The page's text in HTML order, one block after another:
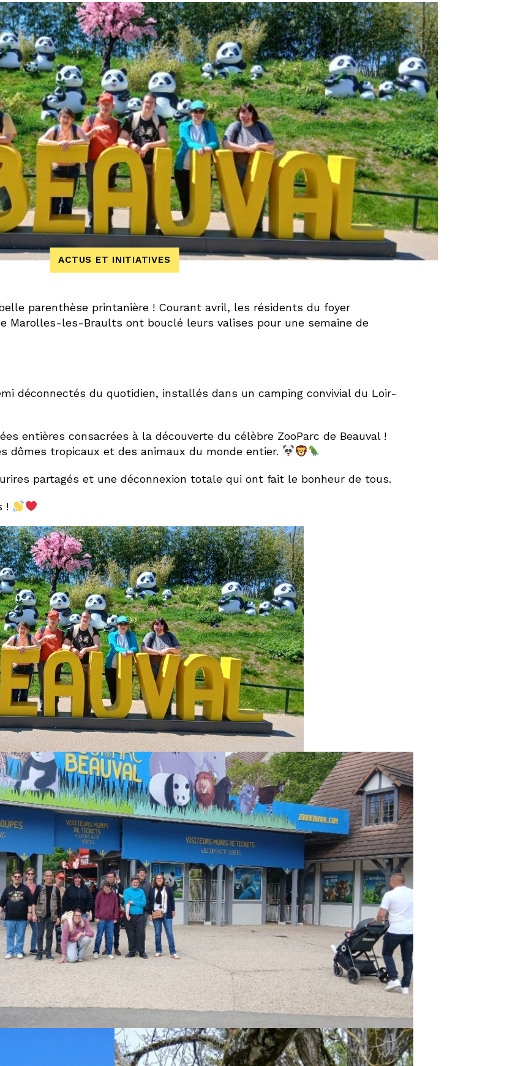
ACTUS ET INITIATIVES
parenthèse printanière ! Courant avril, les résidents du foyer
Marolles-les-Braults ont bouclé leurs valises pour une semaine de
déconnectés du quotidien, installés dans un camping convivial du Loir-
entières consacrées à la découverte du célèbre ZooParc de Beauval !
dômes tropicaux et des animaux du monde entier.
partagés et une déconnexion totale qui ont fait le bonheur de tous.
!